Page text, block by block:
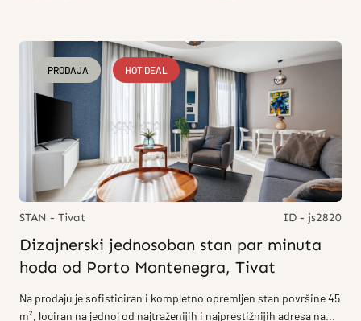
PRODAJA HOT DEAL
STAN - Tivat ID - js2820
Dizajnerski jednosoban stan par minuta
hoda od Porto Montenegra, Tivat
Na prodaju je sofisticiran i kompletno opremljen stan površine 45
m², lociran na jednoj od najtraženijih i najprestižnijih adresa na...